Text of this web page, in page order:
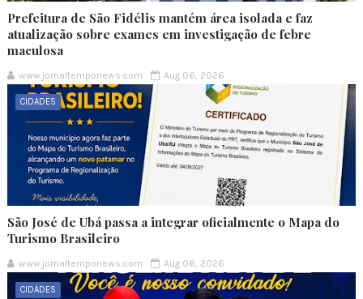
Prefeitura de São Fidélis mantém área isolada e faz
atualização sobre exames em investigação de febre
maculosa
www.jornaltemponews.com Aug 06, 2026
CIDADES
São José de Ubá passa a integrar oficialmente o Mapa do
Turismo Brasileiro
www.jornaltemponews.com Aug 06, 2026
CIDADES